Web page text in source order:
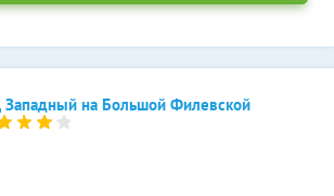
на Большой Филевской